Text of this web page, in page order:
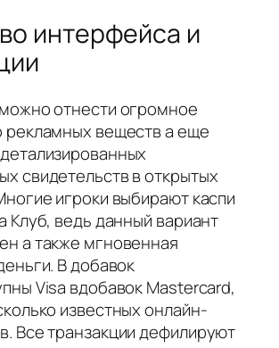
интерфейса и
отнести огромное
рекламных веществ а еще
свидетельств в открытых
игроки выбирают каспи
Клуб, ведь данный вариант
а также мгновенная
В добавок
Visa вдобавок Mastercard,
известных онлайн-
Все транзакции дефилируют